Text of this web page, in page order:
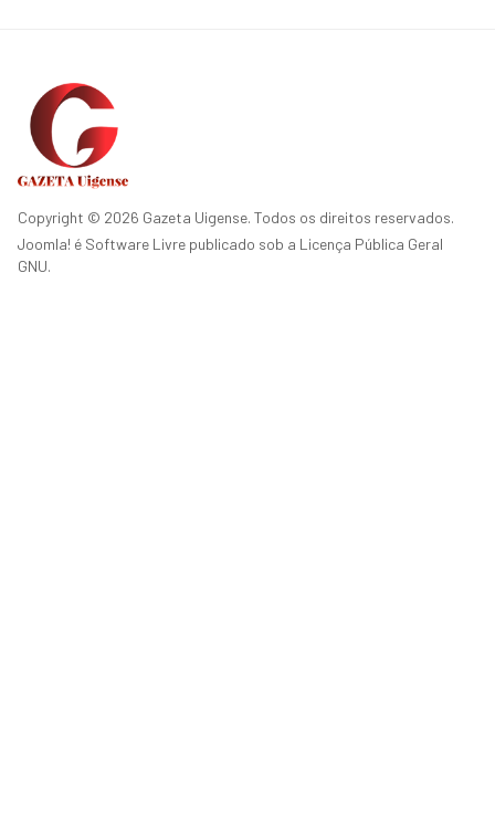
Copyright © 2026 Gazeta Uigense. Todos os direitos reservados.
Joomla! é Software Livre publicado sob a Licença Pública Geral
GNU.